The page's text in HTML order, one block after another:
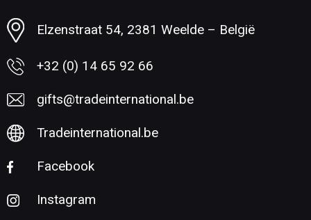
Elzenstraat 54, 2381 Weelde – België
+32 (0) 14 65 92 66
gifts@tradeinternational.be
Tradeinternational.be
Facebook
Instagram